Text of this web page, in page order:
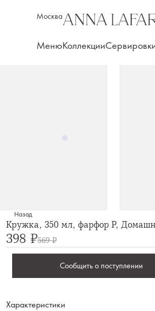
Москва
МенюКоллекции
Назад
Кружка, 350 мл, фарфор P,
398 ₽569 ₽
Сообщить о поступлении
Характеристики